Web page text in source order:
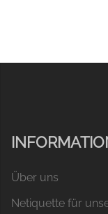
Über uns
Netiquette für